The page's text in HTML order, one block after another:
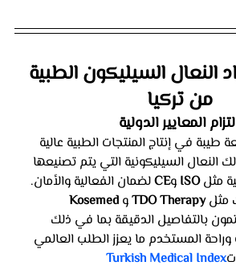
النعال السيليكون الطبية
من تركيا
المعايير الدولية
طيبة في إنتاج المنتجات الطبية عالية
النعال السيليكونية التي يتم تصنيعها
مثل ISO وCE لضمان الفعالية والأمان.
مثل TDO Therapy و Kosemed
بالتفاصيل الدقيقة بما في ذلك
المستخدم ما يعزز الطلب العالمي
Turkish Medical Index